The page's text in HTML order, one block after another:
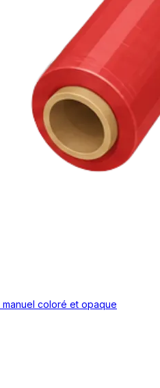
manuel coloré et opaque